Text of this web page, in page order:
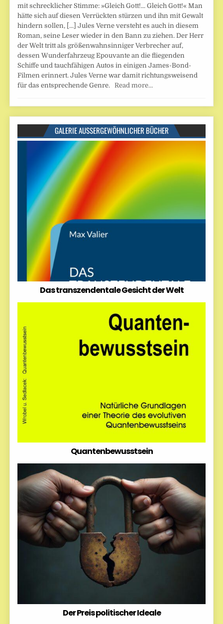
mit schrecklicher Stimme: »Gleich Gott!... Gleich Gott!« Man
hätte sich auf diesen Verrückten stürzen und ihn mit Gewalt
hindern sollen, [...] Jules Verne versteht es auch in diesem
Roman, seine Leser wieder in den Bann zu ziehen. Der Herr
der Welt tritt als größenwahnsinniger Verbrecher auf,
dessen Wunderfahrzeug Epouvante an die fliegenden
Schiffe und tauchfähigen Autos in einigen James-Bond-
Filmen erinnert. Jules Verne war damit richtungsweisend
für das entsprechende Genre. Read more…
GALERIE AUSSERGEWÖHNLICHER BÜCHER
Das transzendentale Gesicht der Welt
Quantenbewusstsein
Der Preis politischer Ideale